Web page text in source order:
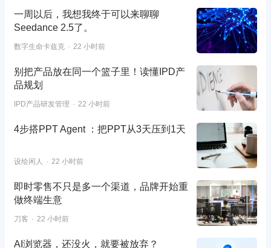
一周以后，我想我终于可以来聊聊
Seedance 2.5了。
数字生命卡兹克 22 小时前
别把产品放在同一个篮子里！读懂IPD产
品规划
IPD产品研发管理 22 小时前
4步搭PPT Agent ：把PPT从3天压到1天
设绘闲人 22 小时前
即时零售不只是多一个渠道，品牌开始重
做终端生意
刀客 22 小时前
AI浏览器，还没火，就要被放弃？